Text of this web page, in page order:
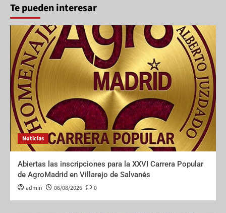
Te pueden interesar
Noticias
Abiertas las inscripciones para la XXVI Carrera Popular
de AgroMadrid en Villarejo de Salvanés
admin 06/08/2026 0